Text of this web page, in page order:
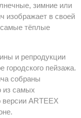
зимние или
изображает в своей
тёплые
и репродукции
городского пейзажа.
собраны
из самых
ARTEEX